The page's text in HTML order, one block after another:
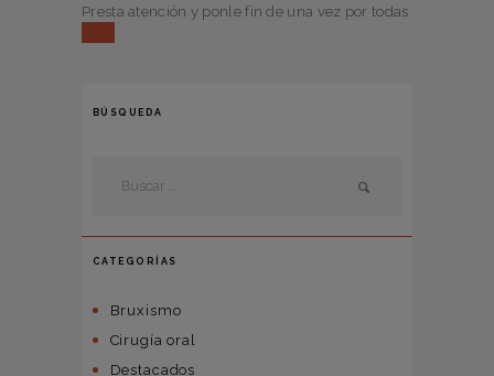
Presta atención y ponle fin de una vez por todas.
BÚSQUEDA
CATEGORÍAS
Bruxismo
Cirugía oral
Destacados